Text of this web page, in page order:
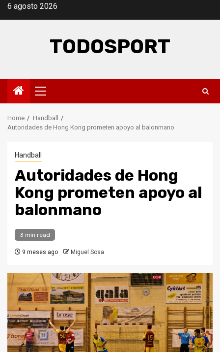
Skip6 agosto 2026
TODOSPORT
Primary
Menu
Home
Handball
Autoridades de Hong Kong prometen apoyo al balonmano
Handball
Autoridades de Hong
Kong prometen apoyo al
balonmano
3 min read
9 meses ago Miguel Sosa